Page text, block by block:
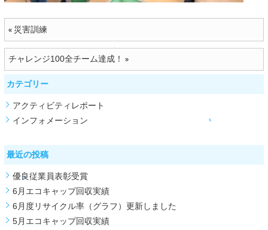
« 災害訓練
チャレンジ100全チーム達成！ »
カテゴリー
アクティビティレポート
インフォメーション
最近の投稿
優良従業員表彰受賞
6月エコキャップ回収実績
6月度リサイクル率（グラフ）更新しました
5月エコキャップ回収実績